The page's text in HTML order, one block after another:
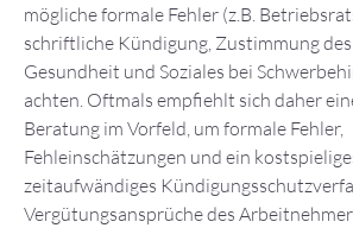
mögliche formale Fehler (z.B.
schriftliche Kündigung, Zustimmung
Gesundheit und Soziales bei
achten. Oftmals empfiehlt sich daher
Beratung im Vorfeld, um formale Fehler,
Fehleinschätzungen und ein
zeitaufwändiges
Vergütungsansprüche des